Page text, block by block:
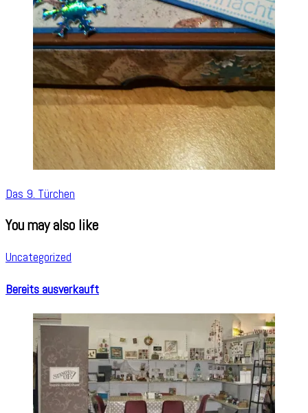
Das 9. Türchen
You may also like
Uncategorized
Bereits ausverkauft